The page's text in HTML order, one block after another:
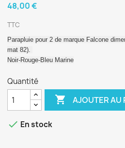
48,00 €
TTC
Parapluie pour 2 de marque Falcone
mat 82).
Noir-Rouge-Bleu Marine
Quantité
 AJOUTER AU
 En stock